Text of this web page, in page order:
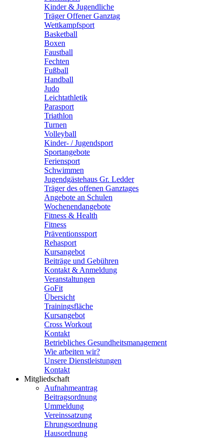
Kinder & Jugendliche
Träger Offener Ganztag
Wettkampfsport
Basketball
Boxen
Faustball
Fechten
Fußball
Handball
Judo
Leichtathletik
Parasport
Triathlon
Turnen
Volleyball
Kinder- / Jugendsport
Sportangebote
Feriensport
Schwimmen
Jugendgästehaus Gr. Ledder
Träger des offenen Ganztages
Angebote an Schulen
Wochenendangebote
Fitness & Health
Fitness
Präventionssport
Rehasport
Kursangebot
Beiträge und Gebühren
Kontakt & Anmeldung
Veranstaltungen
GoFit
Übersicht
Trainingsfläche
Kursangebot
Cross Workout
Kontakt
Betriebliches Gesundheitsmanagement
Wie arbeiten wir?
Unsere Dienstleistungen
Kontakt
Mitgliedschaft
Aufnahmeantrag
Beitragsordnung
Ummeldung
Vereinssatzung
Ehrungsordnung
Hausordnung